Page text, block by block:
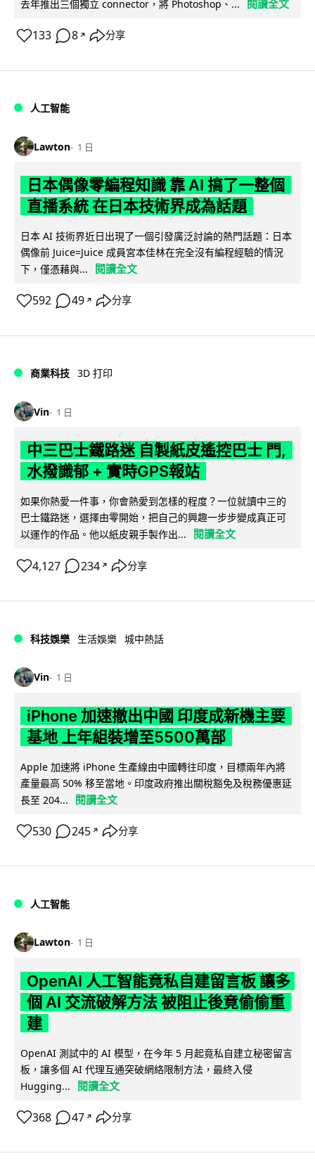
去年推出三個獨立 connector，將 Photoshop、... 閱讀全文
133 8 ↗ 分享
人工智能
Lawton 1 日
日本偶像零編程知識 靠 AI 搞了一整個
直播系統 在日本技術界成為話題
日本 AI 技術界近日出現了一個引發廣泛討論的熱門話題：日本
偶像前 Juice=Juice 成員宮本佳林在完全沒有編程經驗的情況
下，僅憑藉與...
閱讀全文
592 49 ↗ 分享
商業科技 3D 打印
Vin 1 日
中三巴士鐵路迷 自製紙皮遙控巴士 門,
水撥識郁 + 實時GPS報站
如果你熱愛一件事，你會熱愛到怎樣的程度？一位就讀中三的
巴士鐵路迷，選擇由零開始，把自己的興趣一步步變成真正可
以運作的作品。他以紙皮親手製作出...
閱讀全文
4,127 234 ↗ 分享
科技娛樂 生活娛樂 城中熱話
Vin 1 日
iPhone 加速撤出中國 印度成新機主要
基地 上年組裝增至5500萬部
Apple 加速將 iPhone 生產線由中國轉往印度，目標兩年內將
產量最高 50% 移至當地。印度政府推出關稅豁免及稅務優惠延
長至 204...
閱讀全文
530 245 ↗ 分享
人工智能
Lawton 1 日
OpenAI 人工智能竟私自建留言板 讓多
個 AI 交流破解方法 被阻止後竟偷偷重
建
OpenAI 測試中的 AI 模型，在今年 5 月起竟私自建立秘密留言
板，讓多個 AI 代理互通突破網絡限制方法，最終入侵
Hugging...
閱讀全文
368 47 ↗ 分享